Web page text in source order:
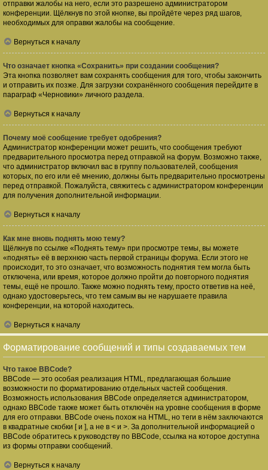
отправки жалобы на него, если это разрешено администратором
конференции. Щёлкнув по этой кнопке, вы пройдёте через ряд шагов,
необходимых для оправки жалобы на сообщение.
Вернуться к началу
Что означает кнопка «Сохранить» при создании сообщения?
Эта кнопка позволяет вам сохранять сообщения для того, чтобы закончить
и отправить их позже. Для загрузки сохранённого сообщения перейдите в
параграф «Черновики» личного раздела.
Вернуться к началу
Почему моё сообщение требует одобрения?
Администратор конференции может решить, что сообщения требуют
предварительного просмотра перед отправкой на форум. Возможно также,
что администратор включил вас в группу пользователей, сообщения
которых, по его или её мнению, должны быть предварительно просмотрены
перед отправкой. Пожалуйста, свяжитесь с администратором конференции
для получения дополнительной информации.
Вернуться к началу
Как мне вновь поднять мою тему?
Щёлкнув по ссылке «Поднять тему» при просмотре темы, вы можете
«поднять» её в верхнюю часть первой страницы форума. Если этого не
происходит, то это означает, что возможность поднятия тем могла быть
отключена, или время, которое должно пройти до повторного поднятия
темы, ещё не прошло. Также можно поднять тему, просто ответив на неё,
однако удостоверьтесь, что тем самым вы не нарушаете правила
конференции, на которой находитесь.
Вернуться к началу
Форматирование сообщений и типы создаваемых тем
Что такое BBCode?
BBCode — это особая реализация HTML, предлагающая большие
возможности по форматированию отдельных частей сообщения.
Возможность использования BBCode определяется администратором,
однако BBCode также может быть отключён на уровне сообщения в форме
для его отправки. BBCode очень похож на HTML, но теги в нём заключаются
в квадратные скобки [ и ], а не в < и >. За дополнительной информацией о
BBCode обратитесь к руководству по BBCode, ссылка на которое доступна
из формы отправки сообщений.
Вернуться к началу